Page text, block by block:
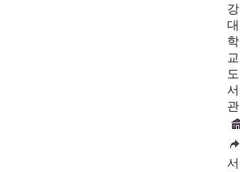
강
대
학
교
도
서
관
서